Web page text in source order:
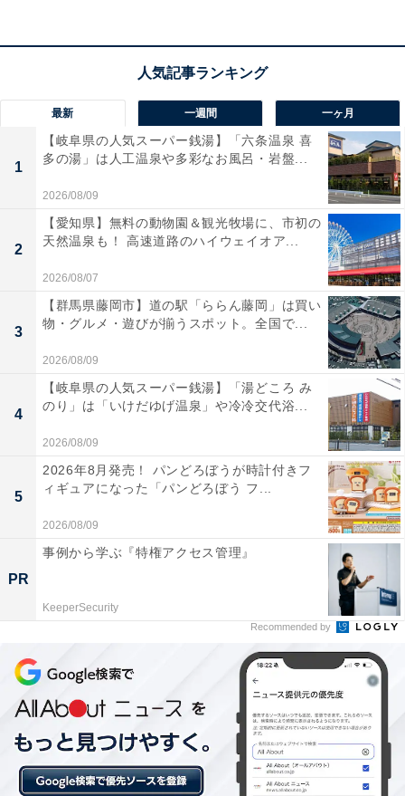
旧商品名のとおり、「まるでこたつソックス」のポイン
トとなるのはツボの三陰交を温める構造。三陰交とは内
側のくるぶしから指4本分くらい上にあるツボで、血流
や婦人科全般に効果を発揮します。
ツボの三陰交に当たる部分に特殊素材
全体的にゆったりしたソックスですが、足首に当たる部
分は織りが変えられてキュッとしまっています。さらに
ツボの三陰交に当たる部分は丸くさらに違う織りとなっ
ていて、東レ、東洋紡、岡本の3社で共同開発した特殊
保温・発熱素材が使われています。これにより、三陰交
を温熱刺激することで身体の中から温まるという仕組み
です。
最新 一週間 一ヶ月
1
【岐阜県の人気スーパー銭湯】「六条温泉 喜
多の湯」は人工温泉や多彩なお風呂・岩盤...
2026/08/09
2
【愛知県】無料の動物園＆観光牧場に、市初の
天然温泉も！ 高速道路のハイウェイオア...
2026/08/07
3
【群馬県藤岡市】道の駅「ららん藤岡」は買い
物・グルメ・遊びが揃うスポット。全国で...
2026/08/09
4
【岐阜県の人気スーパー銭湯】「湯どころ み
のり」は「いけだゆげ温泉」や冷冷交代浴...
2026/08/09
5
2026年8月発売！ パンどろぼうが時計付きフ
ィギュアになった「パンどろぼう フ...
2026/08/09
PR
事例から学ぶ『特権アクセス管理』
KeeperSecurity
Recommended by